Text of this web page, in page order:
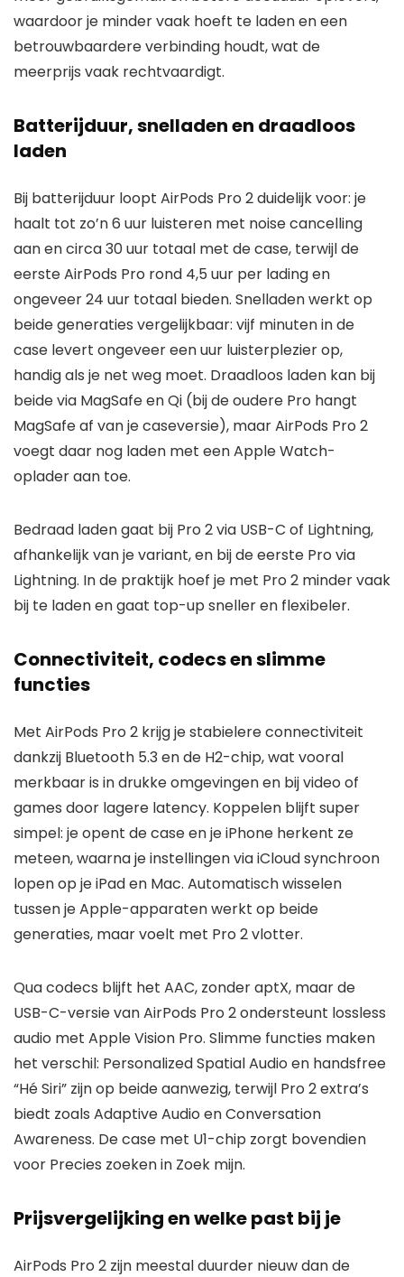
waardoor je minder vaak hoeft te laden en een
betrouwbaardere verbinding houdt, wat de
meerprijs vaak rechtvaardigt.
Batterijduur, snelladen en draadloos
laden
Bij batterijduur loopt AirPods Pro 2 duidelijk voor: je
haalt tot zo’n 6 uur luisteren met noise cancelling
aan en circa 30 uur totaal met de case, terwijl de
eerste AirPods Pro rond 4,5 uur per lading en
ongeveer 24 uur totaal bieden. Snelladen werkt op
beide generaties vergelijkbaar: vijf minuten in de
case levert ongeveer een uur luisterplezier op,
handig als je net weg moet. Draadloos laden kan bij
beide via MagSafe en Qi (bij de oudere Pro hangt
MagSafe af van je caseversie), maar AirPods Pro 2
voegt daar nog laden met een Apple Watch-
oplader aan toe.
Bedraad laden gaat bij Pro 2 via USB-C of Lightning,
afhankelijk van je variant, en bij de eerste Pro via
Lightning. In de praktijk hoef je met Pro 2 minder vaak
bij te laden en gaat top-up sneller en flexibeler.
Connectiviteit, codecs en slimme
functies
Met AirPods Pro 2 krijg je stabielere connectiviteit
dankzij Bluetooth 5.3 en de H2-chip, wat vooral
merkbaar is in drukke omgevingen en bij video of
games door lagere latency. Koppelen blijft super
simpel: je opent de case en je iPhone herkent ze
meteen, waarna je instellingen via iCloud synchroon
lopen op je iPad en Mac. Automatisch wisselen
tussen je Apple-apparaten werkt op beide
generaties, maar voelt met Pro 2 vlotter.
Qua codecs blijft het AAC, zonder aptX, maar de
USB-C-versie van AirPods Pro 2 ondersteunt lossless
audio met Apple Vision Pro. Slimme functies maken
het verschil: Personalized Spatial Audio en handsfree
“Hé Siri” zijn op beide aanwezig, terwijl Pro 2 extra’s
biedt zoals Adaptive Audio en Conversation
Awareness. De case met U1-chip zorgt bovendien
voor Precies zoeken in Zoek mijn.
Prijsvergelijking en welke past bij je
AirPods Pro 2 zijn meestal duurder nieuw dan de